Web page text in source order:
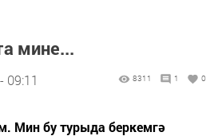
мине...
09:11 8311 1 0
Мин бу турыда беркемгә